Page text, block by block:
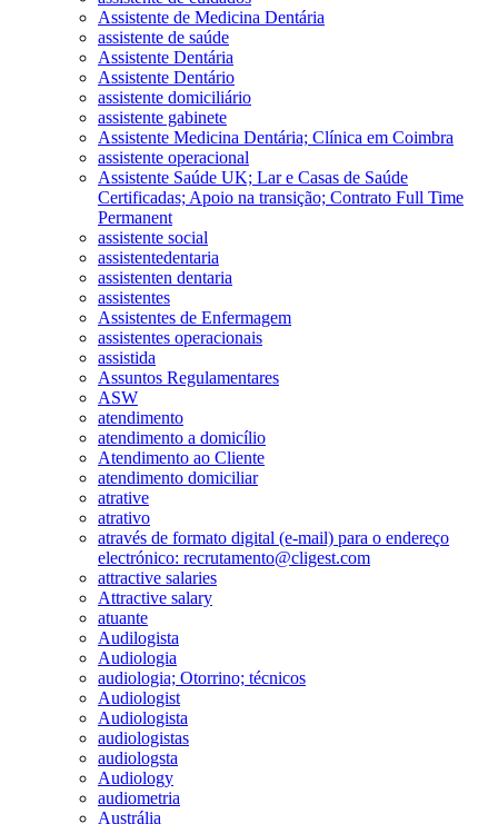
Assistente de Medicina Dentária
assistente de saúde
Assistente Dentária
Assistente Dentário
assistente domiciliário
assistente gabinete
Assistente Medicina Dentária; Clínica em Coimbra
assistente operacional
Assistente Saúde UK; Lar e Casas de Saúde
Certificadas; Apoio na transição; Contrato Full Time
Permanent
assistente social
assistentedentaria
assistenten dentaria
assistentes
Assistentes de Enfermagem
assistentes operacionais
assistida
Assuntos Regulamentares
ASW
atendimento
atendimento a domicílio
Atendimento ao Cliente
atendimento domiciliar
atrative
atrativo
através de formato digital (e-mail) para o endereço
electrónico: recrutamento@cligest.com
attractive salaries
Attractive salary
atuante
Audilogista
Audiologia
audiologia; Otorrino; técnicos
Audiologist
Audiologista
audiologistas
audiologsta
Audiology
audiometria
Austrália